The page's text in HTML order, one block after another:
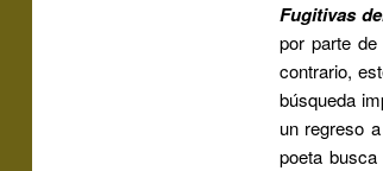
Fugitivas
por parte
contrario,
búsqueda
un regreso
poeta